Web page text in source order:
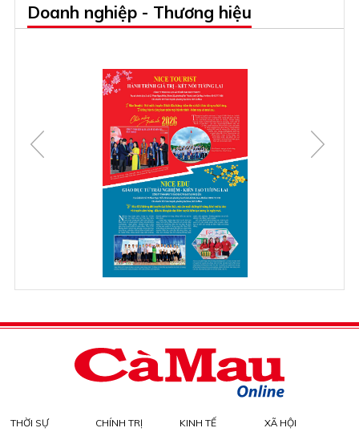
Doanh nghiệp - Thương hiệu
THỜI SỰ CHÍNH TRỊ KINH TẾ XÃ HỘI